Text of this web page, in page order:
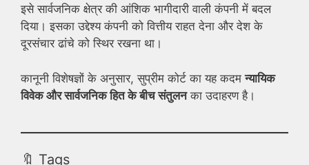
इसे सार्वजनिक क्षेत्र की आंशिक भागीदारी वाली कंपनी में बदल
दिया। इसका उद्देश्य कंपनी को वित्तीय राहत देना और देश के
दूरसंचार ढांचे को स्थिर रखना था।
कानूनी विशेषज्ञों के अनुसार, सुप्रीम कोर्ट का यह कदमन्यायिक
विवेक और सार्वजनिक हित के बीच संतुलनका उदाहरण है।
🔖 Tags